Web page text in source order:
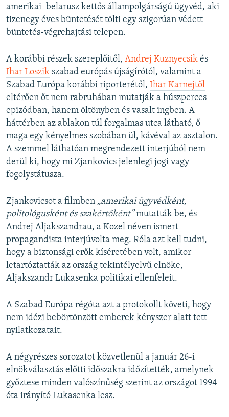
amerikai–belarusz kettős állampolgárságú ügyvéd, aki
tizenegy éves büntetését tölti egy szigorúan védett
büntetés-végrehajtási telepen.
A korábbi részek szereplőitől, Andrej Kuznyecsik és
Ihar Loszik szabad európás újságírótól, valamint a
Szabad Európa korábbi riporterétől, Ihar Karnejtől
eltérően őt nem rabruhában mutatják a húszperces
epizódban, hanem öltönyben és vasalt ingben. A
háttérben az ablakon túl forgalmas utca látható, ő
maga egy kényelmes szobában ül, kávéval az asztalon.
A szemmel láthatóan megrendezett interjúból nem
derül ki, hogy mi Zjankovics jelenlegi jogi vagy
fogolystátusza.
Zjankovicsot a filmben „amerikai ügyvédként,
politológusként és szakértőként”mutatták be, és
Andrej Aljakszandrau, a Kozel néven ismert
propagandista interjúvolta meg. Róla azt kell tudni,
hogy a biztonsági erők kíséretében volt, amikor
letartóztatták az ország tekintélyelvű elnöke,
Aljakszandr Lukasenka politikai ellenfeleit.
A Szabad Európa régóta azt a protokollt követi, hogy
nem idézi bebörtönzött emberek kényszer alatt tett
nyilatkozatait.
A négyrészes sorozatot közvetlenül a január 26-i
elnökválasztás előtti időszakra időzítették, amelynek
győztese minden valószínűség szerint az országot 1994
óta irányító Lukasenka lesz.